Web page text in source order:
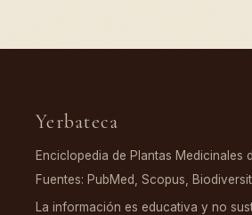
Yerbateca
Enciclopedia de Plantas Medicinales
Fuentes: PubMed, Scopus,
La información es educativa y no